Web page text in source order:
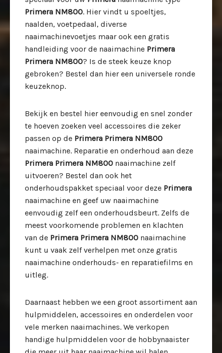
Primera NM800. Hier vindt u spoeltjes,
naalden, voetpedaal, diverse
naaimachinevoetjes maar ook een gratis
handleiding voor de naaimachine Primera
Primera NM800? Is de steek keuze knop
gebroken? Bestel dan hier een universele ronde
keuzeknop.
Bekijk en bestel hier eenvoudig en snel zonder
te hoeven zoeken veel accessoires die zeker
passen op de Primera Primera NM800
naaimachine. Reparatie en onderhoud aan deze
Primera Primera NM800 naaimachine zelf
uitvoeren? Bestel dan ook het
onderhoudspakket speciaal voor deze Primera
naaimachine en geef uw naaimachine
eenvoudig zelf een onderhoudsbeurt. Zelfs de
meest voorkomende problemen en klachten
van de Primera Primera NM800 naaimachine
kunt u vaak zelf verhelpen met onze gratis
naaimachine onderhouds- en reparatiefilms en
uitleg.
Daarnaast hebben we een groot assortiment aan
hulpmiddelen, accessoires en onderdelen voor
vele merken naaimachines. We verkopen
handige hulpmiddelen voor de hobbynaaister